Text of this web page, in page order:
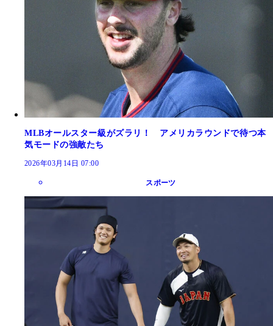
MLBオールスター級がズラリ！ アメリカラウンドで待つ本
気モードの強敵たち
2026年03月14日 07:00
スポーツ